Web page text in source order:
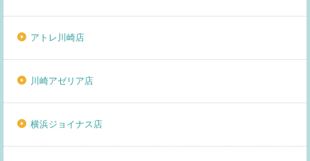
アトレ川崎店
川崎アゼリア店
横浜ジョイナス店